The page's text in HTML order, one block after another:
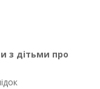
з дітьми про